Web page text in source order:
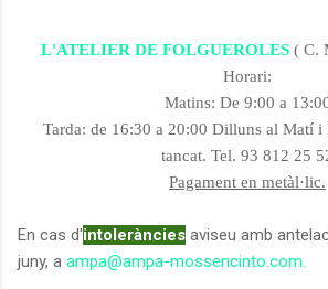
L'ATELIER DE FOLGUEROLES ( C.
Horari:
Matins: De 9:00 a
Tarda: de 16:30 a 20:00 Dilluns al Matí i
tancat. Tel. 93 812 25
Pagament en metàl·lic.
En cas d'intoleràncies aviseu amb
juny, a ampa@ampa-mossencinto.com.